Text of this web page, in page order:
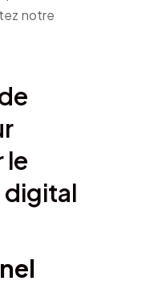
notre
le
digital